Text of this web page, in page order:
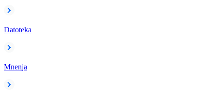
Datoteka
Mnenja